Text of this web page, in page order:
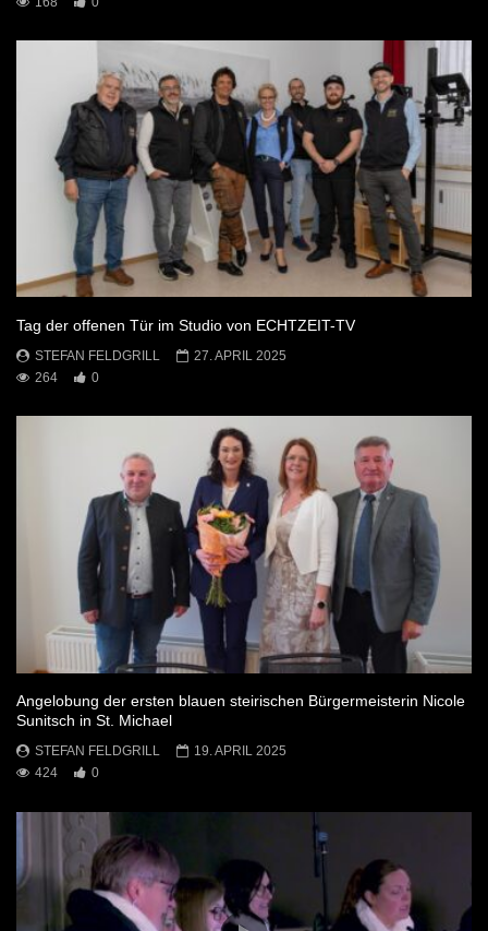
Tag der offenen Tür im Studio von ECHTZEIT-TV
STEFAN FELDGRILL
27. APRIL 2025
264
0
Angelobung der ersten blauen steirischen Bürgermeisterin Nicole
Sunitsch in St. Michael
STEFAN FELDGRILL
19. APRIL 2025
424
0